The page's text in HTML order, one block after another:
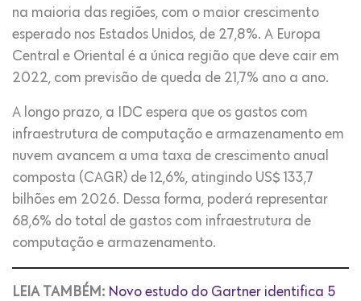
na maioria das regiões, com o maior crescimento
esperado nos Estados Unidos, de 27,8%. A Europa
Central e Oriental é a única região que deve cair em
2022, com previsão de queda de 21,7% ano a ano.
A longo prazo, a IDC espera que os gastos com
infraestrutura de computação e armazenamento em
nuvem avancem a uma taxa de crescimento anual
composta (CAGR) de 12,6%, atingindo US$ 133,7
bilhões em 2026. Dessa forma, poderá representar
68,6% do total de gastos com infraestrutura de
computação e armazenamento.
LEIA TAMBÉM: Novo estudo do Gartner identifica 5